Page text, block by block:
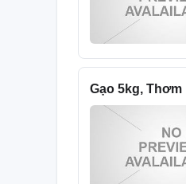
Gạo 5kg,